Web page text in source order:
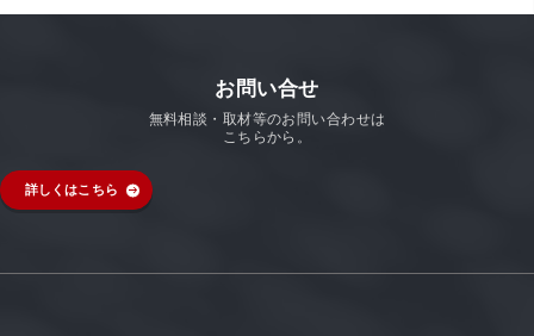
お問い合せ
無料相談・取材等のお問い合わせは
こちらから。
詳しくはこちら